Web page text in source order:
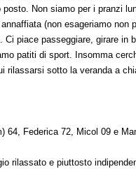
Non siamo per i pranzi
(non esageriamo non
Ci piace passeggiare, girare in
patiti di sport. Insomma
rilassarsi sotto la veranda a
64, Federica 72, Micol 09 e
rilassato e piuttosto